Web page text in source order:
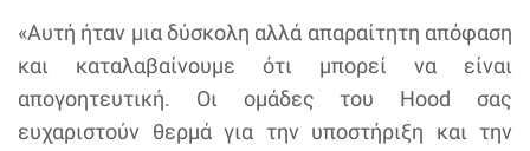
«Αυτή ήταν μια δύσκολη αλλά απαραίτητη απόφαση
και καταλαβαίνουμε ότι μπορεί να είναι
απογοητευτική. Οι ομάδες του Hood σας
ευχαριστούν θερμά για την υποστήριξη και την